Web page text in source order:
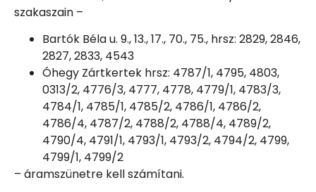
szakaszain –
Bartók Béla u. 9., 13., 17., 70., 75., hrsz: 2829, 2846,
2827, 2833, 4543
Óhegy Zártkertek hrsz: 4787/1, 4795, 4803,
0313/2, 4776/3, 4777, 4778, 4779/1, 4783/3,
4784/1, 4785/1, 4785/2, 4786/1, 4786/2,
4786/4, 4787/2, 4788/2, 4788/4, 4789/2,
4790/4, 4791/1, 4793/1, 4793/2, 4794/2, 4799,
4799/1, 4799/2
– áramszünetre kell számítani.